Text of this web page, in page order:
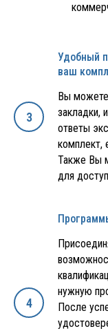
Удобный
ваш
Вы можете
закладки,
ответы
комплект,
Также Вы
для
нужную
После